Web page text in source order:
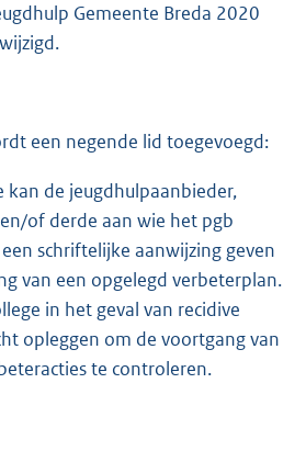
Gemeente Breda 2020
een negende lid toegevoegd:
kan de jeugdhulpaanbieder,
of derde aan wie het pgb
schriftelijke aanwijzing geven
van een opgelegd verbeterplan.
in het geval van recidive
opleggen om de voortgang van
te controleren.